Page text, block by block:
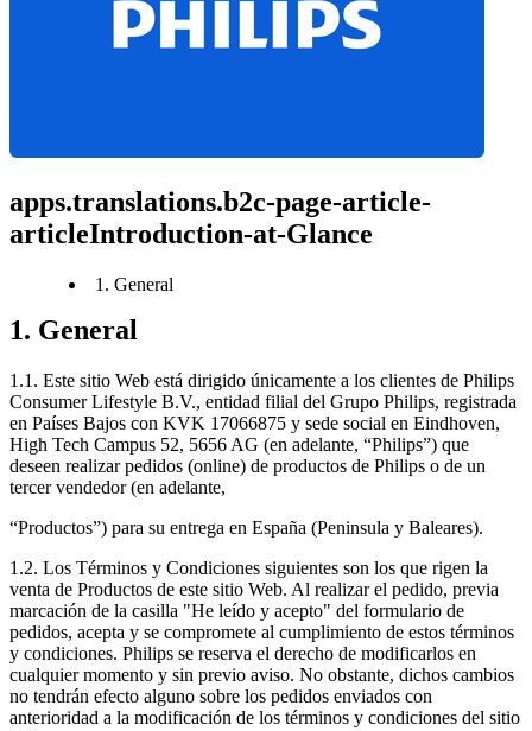
apps.translations.b2c-page-article-
articleIntroduction-at-Glance
1. General
1. General
1.1. Este sitio Web está dirigido únicamente a los clientes de Philips
Consumer Lifestyle B.V., entidad filial del Grupo Philips, registrada
en Países Bajos con KVK 17066875 y sede social en Eindhoven,
High Tech Campus 52, 5656 AG (en adelante, “Philips”) que
deseen realizar pedidos (online) de productos de Philips o de un
tercer vendedor (en adelante,
“Productos”) para su entrega en España (Peninsula y Baleares).
1.2. Los Términos y Condiciones siguientes son los que rigen la
venta de Productos de este sitio Web. Al realizar el pedido, previa
marcación de la casilla "He leído y acepto" del formulario de
pedidos, acepta y se compromete al cumplimiento de estos términos
y condiciones. Philips se reserva el derecho de modificarlos en
cualquier momento y sin previo aviso. No obstante, dichos cambios
no tendrán efecto alguno sobre los pedidos enviados con
anterioridad a la modificación de los términos y condiciones del sitio